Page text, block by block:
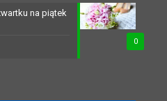
0
na piątek